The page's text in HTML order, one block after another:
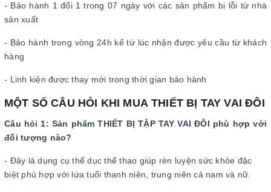
- Bảo hành 1 đổi 1 trong 07 ngày với các sản phẩm bị lỗi từ nhà
sản xuất
- Bảo hành trong vòng 24h kể từ lúc nhận được yêu cầu từ khách
hàng
- Linh kiện được thay mới trong thời gian bảo hành
MỘT SỐ CÂU HỎI KHI MUA THIẾT BỊ TAY VAI ĐÔI
Câu hỏi 1: Sản phẩm THIẾT BỊ TẬP TAY VAI ĐÔI phù hợp với
đối tượng nào?
- Đây là dụng cụ thể dục thể thao giúp rèn luyện sức khỏe đặc
biệt phù hợp với lứa tuổi thanh niên, trung niên cả nam và nữ.